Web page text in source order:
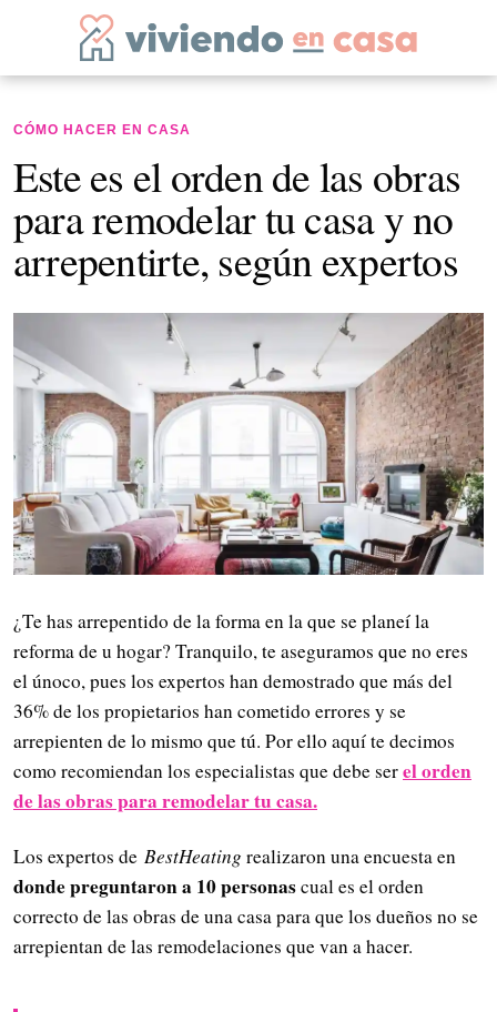
CÓMO HACER EN CASA
Este es el orden de las obras
para remodelar tu casa y no
arrepentirte, según expertos
¿Te has arrepentido de la forma en la que se planeí la
reforma de u hogar? Tranquilo, te aseguramos que no eres
el únoco, pues los expertos han demostrado que más del
36% de los propietarios han cometido errores y se
arrepienten de lo mismo que tú. Por ello aquí te decimos
como recomiendan los especialistas que debe serel orden
de las obras para remodelar tu casa.
Los expertos de BestHeating realizaron una encuesta en
donde preguntaron a 10 personascual es el orden
correcto de las obras de una casa para que los dueños no se
arrepientan de las remodelaciones que van a hacer.